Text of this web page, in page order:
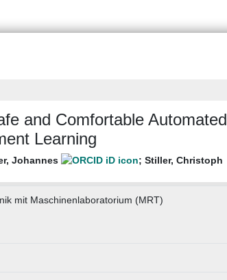
and Comfortable Automated
Learning
Johannes ; Stiller, Christoph
mit Maschinenlaboratorium (MRT)